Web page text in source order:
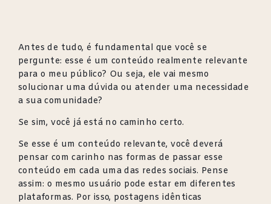
Antes de tudo, é fundamental que você se
pergunte: esse é um conteúdo realmente relevante
para o meu público? Ou seja, ele vai mesmo
solucionar uma dúvida ou atender uma necessidade
a sua comunidade?
Se sim, você já está no caminho certo.
Se esse é um conteúdo relevante, você deverá
pensar com carinho nas formas de passar esse
conteúdo em cada uma das redes sociais. Pense
assim: o mesmo usuário pode estar em diferentes
plataformas. Por isso, postagens idênticas